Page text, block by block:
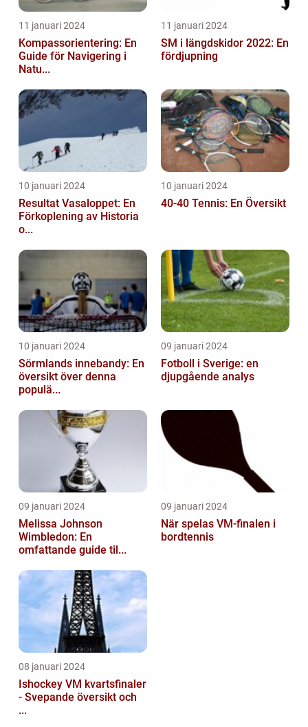
11 januari 2024
Kompassorientering: En
Guide för Navigering i
Natu...
11 januari 2024
SM i längdskidor 2022: En
fördjupning
10 januari 2024
Resultat Vasaloppet: En
Förkoplening av Historia
o...
10 januari 2024
40-40 Tennis: En Översikt
10 januari 2024
Sörmlands innebandy: En
översikt över denna
populä...
09 januari 2024
Fotboll i Sverige: en
djupgående analys
09 januari 2024
Melissa Johnson
Wimbledon: En
omfattande guide til...
09 januari 2024
När spelas VM-finalen i
bordtennis
08 januari 2024
Ishockey VM kvartsfinaler
- Svepande översikt och
...